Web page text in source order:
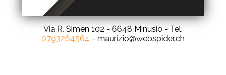
Via R. Simen 102 - 6648 Minusio - Tel.
0793264564 - maurizio@webspider.ch